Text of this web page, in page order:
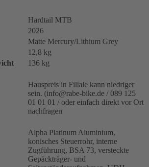
Hardtail MTB
2026
Matte Mercury/Lithium Grey
12,8 kg
136 kg
Hauspreis in Filiale kann niedriger
sein. (info@rabe-bike.de / 089 125
01 01 01 / oder einfach direkt vor Ort
nachfragen
Alpha Platinum Aluminium,
konisches Steuerrohr, interne
Zugführung, BSA 73, versteckte
Gepäckträger- und